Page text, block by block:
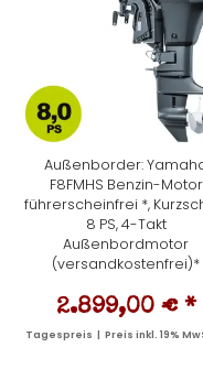
Außenborder:
F8FMHS Benzin-Motor
führerscheinfrei *,
8 PS, 4-Takt
Außenbordmotor
(versandkostenfrei)*
2.899,00 € *
Tagespreis | Preis inkl. 19%